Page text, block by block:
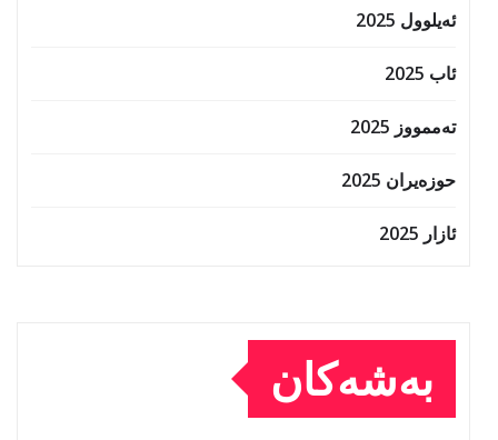
ئەیلوول 2025
ئاب 2025
تەممووز 2025
حوزه‌یران 2025
ئازار 2025
بەشەکان